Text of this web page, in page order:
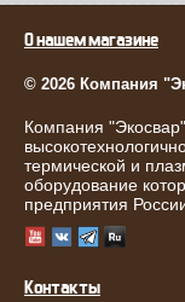
О нашем магазине
© 2026 Компания
Компания
термической и
оборудование
предприятия
Контакты